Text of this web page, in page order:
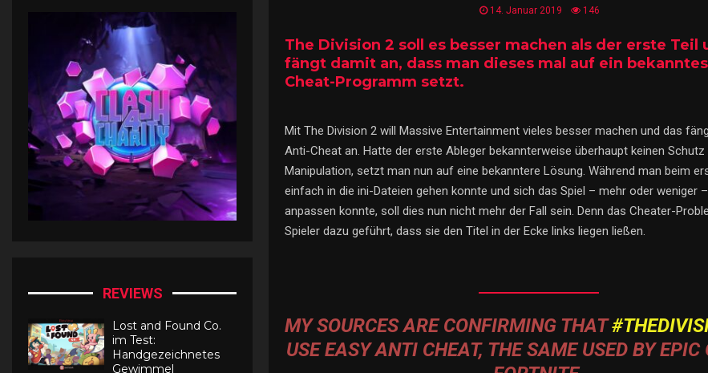
14. Januar 2019 146
The Division 2 soll es besser machen als der erste Teil
fängt damit an, dass man dieses mal auf ein
Cheat-Programm setzt.
Mit The Division 2 will Massive Entertainment vieles besser machen und das
Anti-Cheat an. Hatte der erste Ableger bekannterweise überhaupt keinen Schutz
Manipulation, setzt man nun auf eine bekanntere Lösung. Während man beim
einfach in die ini-Dateien gehen konnte und sich das Spiel – mehr oder weniger
anpassen konnte, soll dies nun nicht mehr der Fall sein. Denn das Cheater-
Spieler dazu geführt, dass sie den Titel in der Ecke links liegen ließen.
MY SOURCES ARE CONFIRMING THAT
USE EASY ANTI CHEAT, THE SAME USED BY
REVIEWS
Lost and Found Co.
im Test:
Handgezeichnetes
Gewimmel